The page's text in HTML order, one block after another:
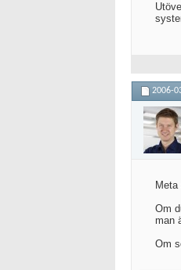
2006-
Om
man
Om